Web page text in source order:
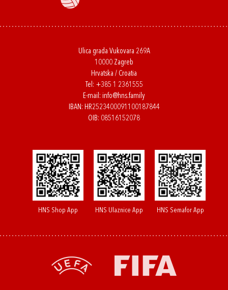
Ulica grada Vukovara 269A
10000 Zagreb
Hrvatska / Croatia
Tel: +385 1 2361555
E-mail: info@hns.family
IBAN: HR2523400091100187844
OIB: 08516152078
HNS Shop App HNS Ulaznice App HNS Semafor App